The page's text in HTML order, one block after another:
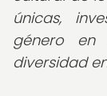
únicas,
género en
diversidad